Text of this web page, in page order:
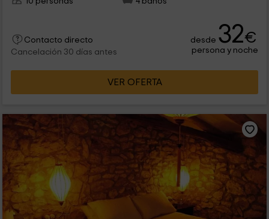
Contacto directo
Cancelación 30 días antes
desde 32€
persona y noche
VER OFERTA